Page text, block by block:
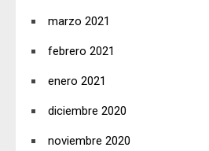
marzo 2021
febrero 2021
enero 2021
diciembre 2020
noviembre 2020